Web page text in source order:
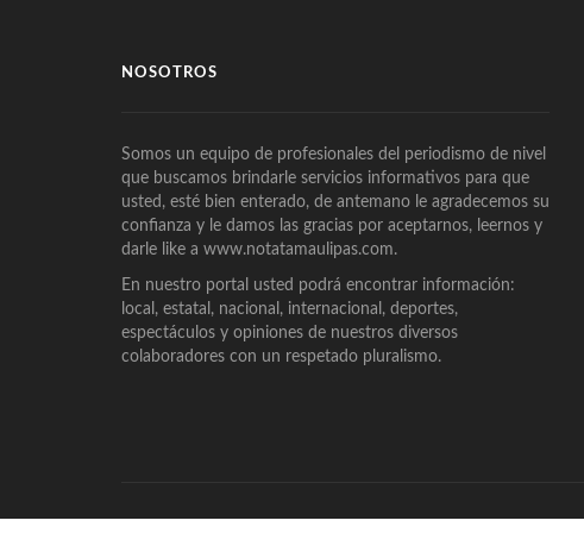
NOSOTROS
Somos un equipo de profesionales del periodismo de nivel
que buscamos brindarle servicios informativos para que
usted, esté bien enterado, de antemano le agradecemos su
confianza y le damos las gracias por aceptarnos, leernos y
darle like a www.notatamaulipas.com.
En nuestro portal usted podrá encontrar información:
local, estatal, nacional, internacional, deportes,
espectáculos y opiniones de nuestros diversos
colaboradores con un respetado pluralismo.